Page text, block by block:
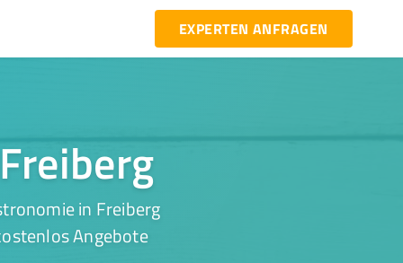
EXPERTEN ANFRAGEN
in Freiberg
Angebote